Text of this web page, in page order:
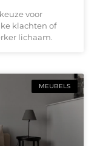
voor
klachten of
lichaam.
MEUBELS